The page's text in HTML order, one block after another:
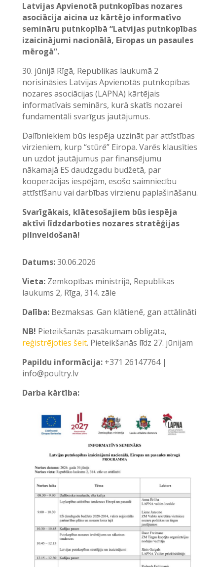
Latvijas Apvienotā putnkopības nozares
asociācija aicina uz kārtējo informatīvo
semināru putnkopībā “Latvijas putnkopības
izaicinājumi nacionālā, Eiropas un pasaules
mērogā”.
30. jūnijā Rīgā, Republikas laukumā 2
norisināsies Latvijas Apvienotās putnkopības
nozares asociācijas (LAPNA) kārtējais
informatīvais seminārs, kurā skatīs nozarei
fundamentāli svarīgus jautājumus.
Dalībniekiem būs iespēja uzzināt par attīstības
virzieniem, kurp “stūrē” Eiropa. Varēs klausīties
un uzdot jautājumus par finansējumu
nākamajā ES daudzgadu budžetā, par
kooperācijas iespējām, esošo saimniecību
attīstīšanu vai darbības virzienu paplašināšanu.
Svarīgākais, klātesošajiem būs iespēja
aktīvi līdzdarboties nozares stratēģijas
pilnveidošanā!
Datums:30.06.2026
Vieta:Zemkopības ministrijā, Republikas
laukums 2, Rīga, 314. zāle
Dalība:Bezmaksas. Gan klātienē, gan attālināti
NB! Pieteikšanās pasākumam obligāta,
reģistrējoties šeit. Pieteikšanās līdz 27. jūnijam
Papildu informācija:+371 26147764 |
info@poultry.lv
Darba kārtība: